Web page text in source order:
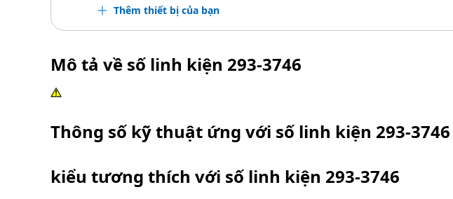
Thêm thiết bị của bạn
Mô tả về số linh kiện 293-3746
Thông số kỹ thuật ứng với số linh kiện 293-3746
kiểu tương thích với số linh kiện 293-3746